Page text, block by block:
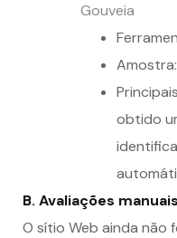
Gouveia
obtido
B. Avaliações
O sítio Web ainda não